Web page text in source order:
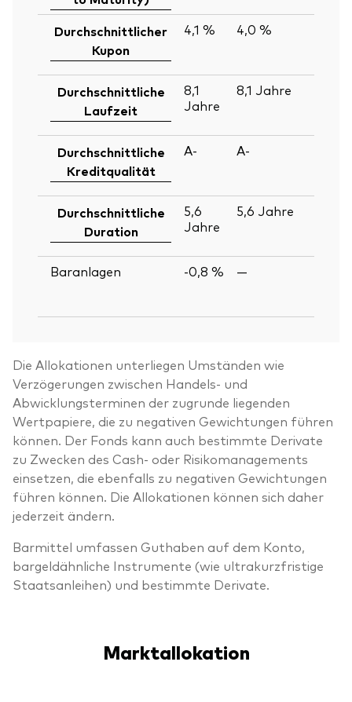
Durchschnittlicher
Kupon
4,1 % 4,0 %
Durchschnittliche
Laufzeit
8,1
Jahre
8,1 Jahre
Durchschnittliche
Kreditqualität
A- A-
Durchschnittliche
Duration
5,6
Jahre
5,6 Jahre
Baranlagen
-0,8 % —
Die Allokationen unterliegen Umständen wie
Verzögerungen zwischen Handels- und
Abwicklungsterminen der zugrunde liegenden
Wertpapiere, die zu negativen Gewichtungen führen
können. Der Fonds kann auch bestimmte Derivate
zu Zwecken des Cash- oder Risikomanagements
einsetzen, die ebenfalls zu negativen Gewichtungen
führen können. Die Allokationen können sich daher
jederzeit ändern.
Barmittel umfassen Guthaben auf dem Konto,
bargeldähnliche Instrumente (wie ultrakurzfristige
Staatsanleihen) und bestimmte Derivate.
Marktallokation